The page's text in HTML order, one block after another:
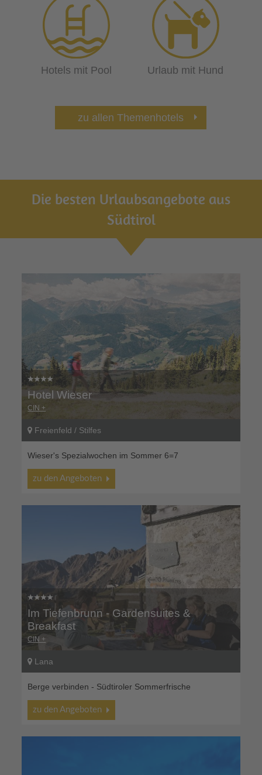
Hotels mit Pool Urlaub mit Hund
zu allen Themenhotels
Die besten Urlaubsangebote aus
Südtirol
Hotel Wieser
CIN +
Freienfeld / Stilfes
Wieser's Spezialwochen im Sommer 6=7
zu den Angeboten
Im Tiefenbrunn - Gardensuites &
Breakfast
CIN +
Lana
Berge verbinden - Südtiroler Sommerfrische
zu den Angeboten